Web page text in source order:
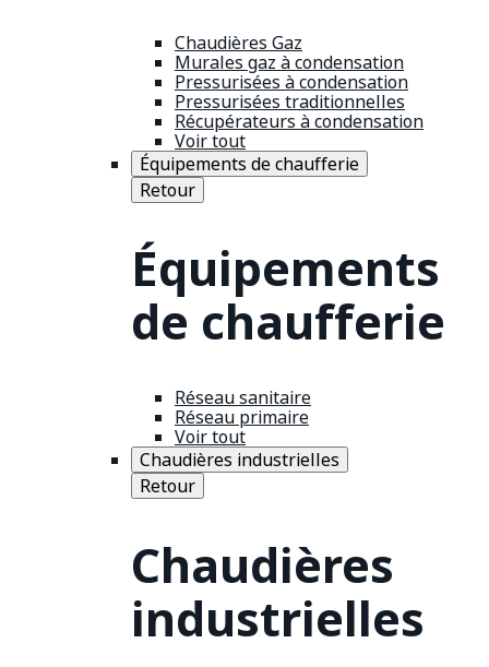
Chaudières Gaz
Murales gaz à condensation
Pressurisées à condensation
Pressurisées traditionnelles
Récupérateurs à condensation
Voir tout
Équipements de chaufferie
Retour
Équipements
de chaufferie
Réseau sanitaire
Réseau primaire
Voir tout
Chaudières industrielles
Retour
Chaudières
industrielles